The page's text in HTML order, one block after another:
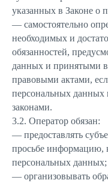
указанных в Законе о
— самостоятельно
необходимых и
обязанностей,
данных и принятыми
правовыми актами,
персональных
законами.
3.2. Оператор обязан:
— предоставлять
просьбе информацию,
персональных данных;
— организовывать